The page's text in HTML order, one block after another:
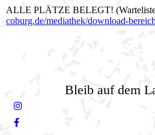
ALLE PLÄTZE BELEGT!
coburg.de/mediathek/download-bereich
Bleib auf dem